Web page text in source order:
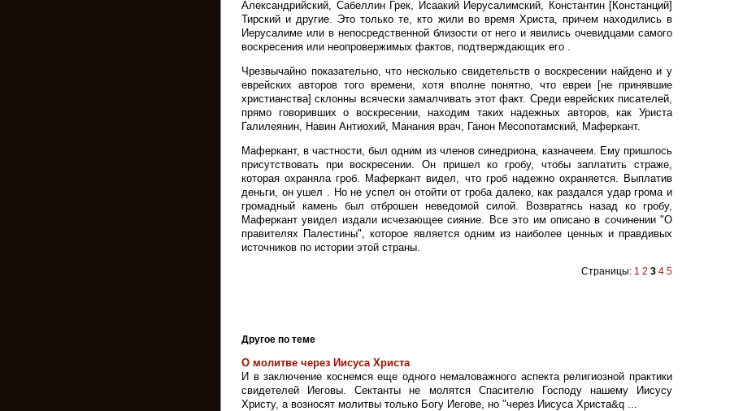
Александрийский, Сабеллин Грек, Исаакий Иерусалимский, Константин [Констанций]
Тирский и другие. Это только те, кто жили во время Христа, причем находились в
Иерусалиме или в непосредственной близости от него и явились очевидцами самого
воскресения или неопровержимых фактов, подтверждающих его .
Чрезвычайно показательно, что несколько свидетельств о воскресении найдено и у
еврейских авторов того времени, хотя вполне понятно, что евреи [не принявшие
христианства] склонны всячески замалчивать этот факт. Среди еврейских писателей,
прямо говоривших о воскресении, находим таких надежных авторов, как Уриста
Галилеянин, Навин Антиохий, Манания врач, Ганон Месопотамский, Маферкант.
Маферкант, в частности, был одним из членов синедриона, казначеем. Ему пришлось
присутствовать при воскресении. Он пришел ко гробу, чтобы заплатить страже,
которая охраняла гроб. Маферкант видел, что гроб надежно охраняется. Выплатив
деньги, он ушел . Но не успел он отойти от гроба далеко, как раздался удар грома и
громадный камень был отброшен неведомой силой. Возвратясь назад ко гробу,
Маферкант увидел издали исчезающее сияние. Все это им описано в сочинении "О
правителях Палестины", которое является одним из наиболее ценных и правдивых
источников по истории этой страны.
Страницы: 1 2 3 4 5
Другое по теме
О молитве через Иисуса Христа
И в заключение коснемся еще одного немаловажного аспекта религиозной практики
свидетелей Иеговы. Сектанты не молятся Спасителю Господу нашему Иисусу
Христу, а возносят молитвы только Богу Иегове, но "через Иисуса Христа&q ...